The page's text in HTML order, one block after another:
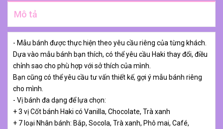
Mô tả
- Mẫu bánh được thực hiện theo yêu cầu riêng của từng khách.
Dựa vào mẫu bánh bạn thích, có thể yêu cầu Haki thay đổi, điều
chỉnh sao cho phù hợp với sở thích của mình.
Bạn cũng có thể yêu cầu tư vấn thiết kế, gợi ý mẫu bánh riêng
cho mình.
- Vị bánh đa dạng để lựa chọn:
+ 3 vị Cốt bánh Haki có Vanilla, Chocolate, Trà xanh
+ 7 loại Nhân bánh: Bắp, Socola, Trà xanh, Phô mai, Café,